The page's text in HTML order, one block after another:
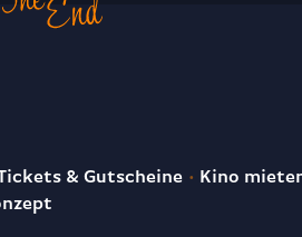
& Gutscheine
Kino